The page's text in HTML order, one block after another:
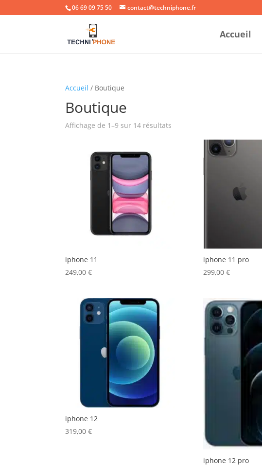
06 69 09 75 50 contact@techniphone.fr
Accueil
Accueil / Boutique
Boutique
Affichage de 1–9 sur 14 résultats
iphone 11
249,00€
iphone 11 pro
299,00 €
iphone 12
319,00€
iphone 12 pro